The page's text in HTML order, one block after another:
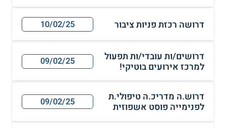
דרושה רכזת פניות ציבור 10/02/25
דרושים/ות עובדי/ות תפעול
למרכז אירועים בוטיקי!
09/02/25
דרוש.ה מדריכ.ה טיפולי.ת
לפנימייה פוסט אשפוזית
09/02/25